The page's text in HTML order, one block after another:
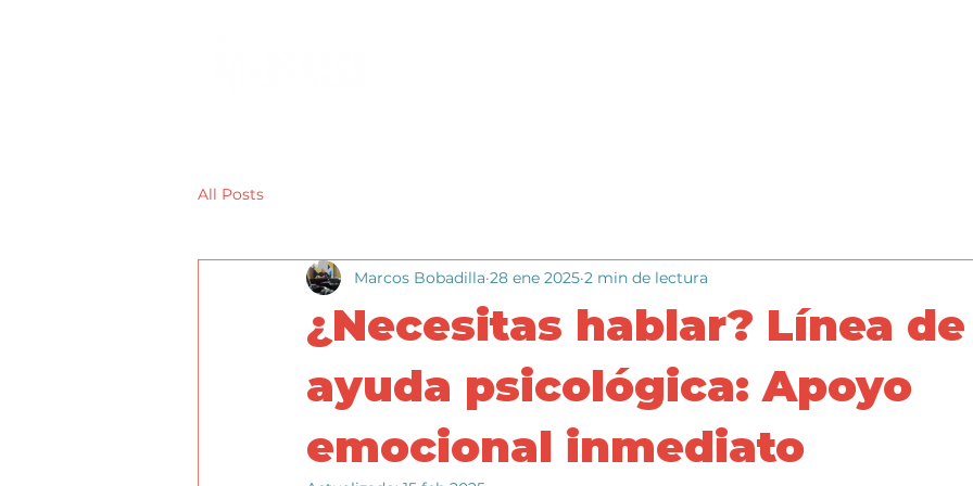
All Posts
¿Necesitas hablar? Línea de
ayuda psicológica: Apoyo
emocional inmediato
Marcos Bobadilla 28 ene 2025 2 min de lectura